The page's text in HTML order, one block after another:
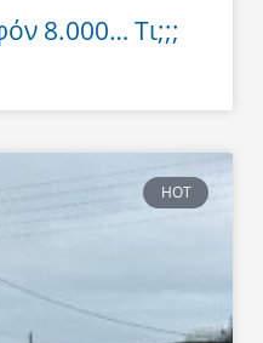
8.000… Τι;;;
HOT